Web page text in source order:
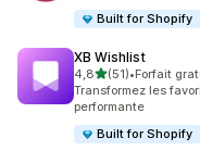
Built for Shopify
XB Wishlist
4,8étoile(s) sur 5
(51)
51 avis au total
•Forfait
Transformez les
performante
Built for Shopify